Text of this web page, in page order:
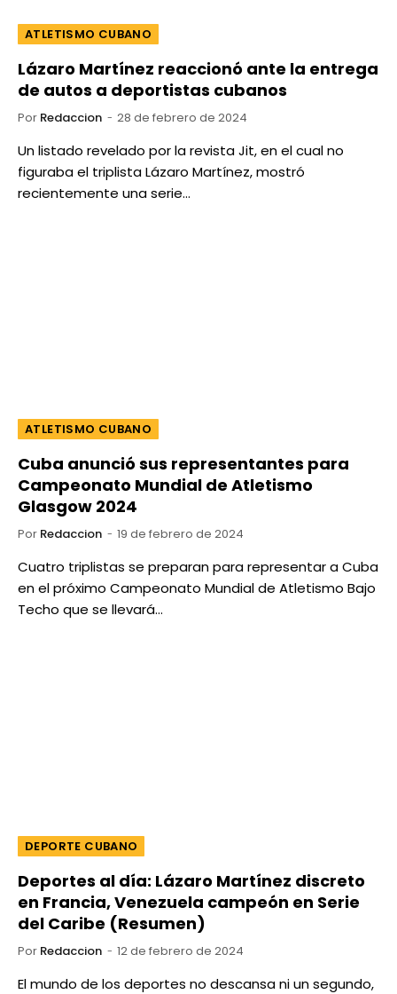
ATLETISMO CUBANO
Lázaro Martínez reaccionó ante la entrega
de autos a deportistas cubanos
Por Redaccion 28 de febrero de 2024
Un listado revelado por la revista Jit, en el cual no
figuraba el triplista Lázaro Martínez, mostró
recientemente una serie…
ATLETISMO CUBANO
Cuba anunció sus representantes para
Campeonato Mundial de Atletismo
Glasgow 2024
Por Redaccion 19 de febrero de 2024
Cuatro triplistas se preparan para representar a Cuba
en el próximo Campeonato Mundial de Atletismo Bajo
Techo que se llevará…
DEPORTE CUBANO
Deportes al día: Lázaro Martínez discreto
en Francia, Venezuela campeón en Serie
del Caribe (Resumen)
Por Redaccion 12 de febrero de 2024
El mundo de los deportes no descansa ni un segundo,